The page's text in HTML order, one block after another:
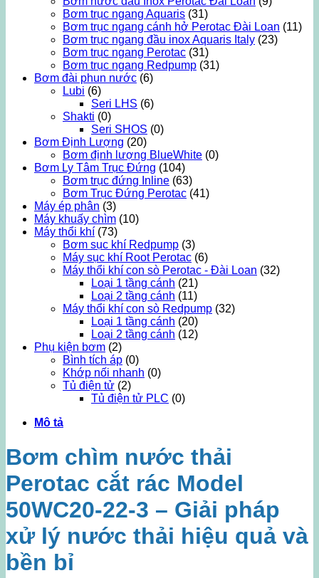
Bơm trục ngang Aquaris (31)
Bơm trục ngang cánh hở Perotac Đài Loan (11)
Bơm trục ngang đầu inox Aquaris Italy (23)
Bơm trục ngang Perotac (31)
Bơm trục ngang Redpump (31)
Bơm đài phun nước (6)
Lubi (6)
Seri LHS (6)
Shakti (0)
Seri SHOS (0)
Bơm Định Lượng (20)
Bơm định lượng BlueWhite (0)
Bơm Ly Tâm Trục Đứng (104)
Bơm trục đứng Inline (63)
Bơm Trục Đứng Perotac (41)
Máy ép phân (3)
Máy khuấy chìm (10)
Máy thổi khí (73)
Bơm sục khí Redpump (3)
Máy sục khí Root Perotac (6)
Máy thổi khí con sò Perotac - Đài Loan (32)
Loại 1 tầng cánh (21)
Loại 2 tầng cánh (11)
Máy thổi khí con sò Redpump (32)
Loại 1 tầng cánh (20)
Loại 2 tầng cánh (12)
Phụ kiện bơm (2)
Bình tích áp (0)
Khớp nối nhanh (0)
Tủ điện tử (2)
Tủ điện tử PLC (0)
Mô tả
Bơm chìm nước thải
Perotac cắt rác Model
50WC20-22-3 – Giải pháp
xử lý nước thải hiệu quả và
bền bỉ